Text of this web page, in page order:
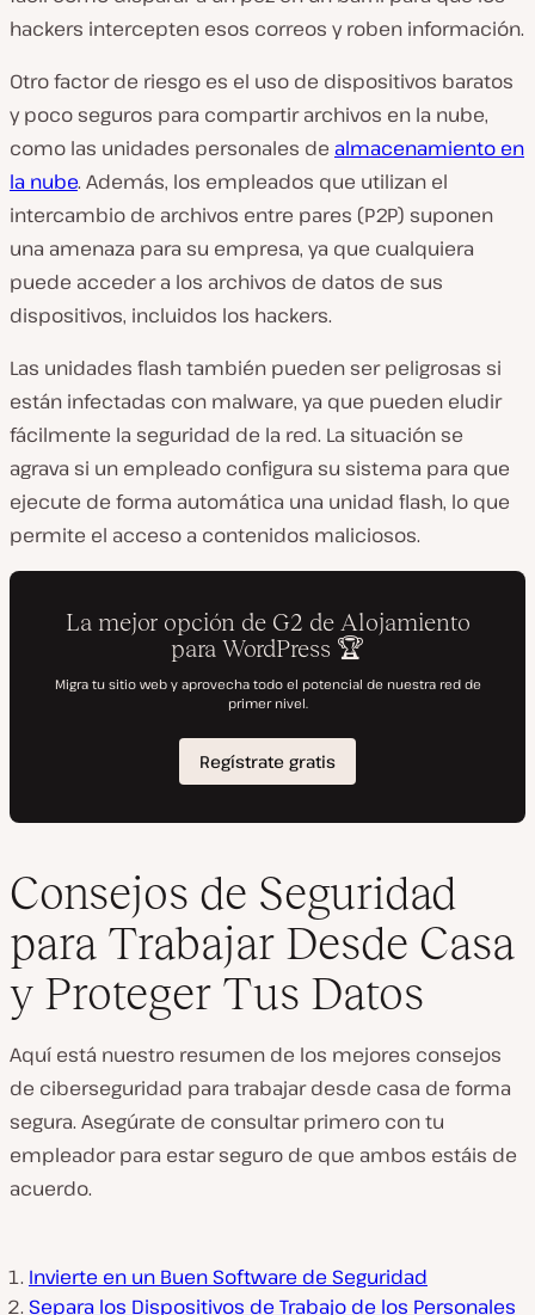
hackers intercepten esos correos y roben información.
Otro factor de riesgo es el uso de dispositivos baratos
y poco seguros para compartir archivos en la nube,
como las unidades personales de almacenamiento en
la nube. Además, los empleados que utilizan el
intercambio de archivos entre pares (P2P) suponen
una amenaza para su empresa, ya que cualquiera
puede acceder a los archivos de datos de sus
dispositivos, incluidos los hackers.
Las unidades flash también pueden ser peligrosas si
están infectadas con malware, ya que pueden eludir
fácilmente la seguridad de la red. La situación se
agrava si un empleado configura su sistema para que
ejecute de forma automática una unidad flash, lo que
permite el acceso a contenidos maliciosos.
Consejos de Seguridad
para Trabajar Desde Casa
y Proteger Tus Datos
Aquí está nuestro resumen de los mejores consejos
de ciberseguridad para trabajar desde casa de forma
segura. Asegúrate de consultar primero con tu
empleador para estar seguro de que ambos estáis de
acuerdo.
Invierte en un Buen Software de Seguridad
Separa los Dispositivos de Trabajo de los Personales